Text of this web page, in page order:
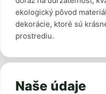
ekologický pôvod
dekorácie, ktoré sú
prostrediu.
Naše údaje